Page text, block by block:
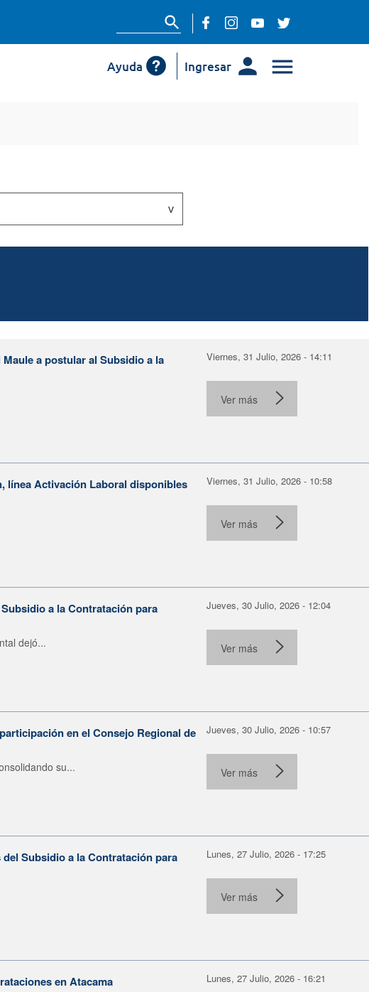
Ingresar
Ayuda
a postular al Subsidio a la
Viernes, 31 Julio, 2026 - 14:11
Ver más
línea Activación Laboral disponibles
Viernes, 31 Julio, 2026 - 10:58
Ver más
a la Contratación para
dejó...
Jueves, 30 Julio, 2026 - 12:04
Ver más
en el Consejo Regional de
su...
Jueves, 30 Julio, 2026 - 10:57
Ver más
Subsidio a la Contratación para
Lunes, 27 Julio, 2026 - 17:25
Ver más
en Atacama Lunes, 27 Julio, 2026 - 16:21